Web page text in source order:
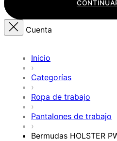
Cuenta
Inicio
›
Categorías
›
Ropa de trabajo
›
Pantalones de trabajo
›
Bermudas HOLSTER